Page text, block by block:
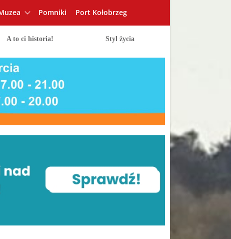
Pomniki Port Kołobrzeg
A to ci historia! Styl życia